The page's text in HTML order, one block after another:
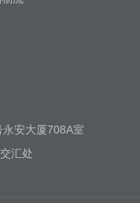
安大厦708A室
汇处